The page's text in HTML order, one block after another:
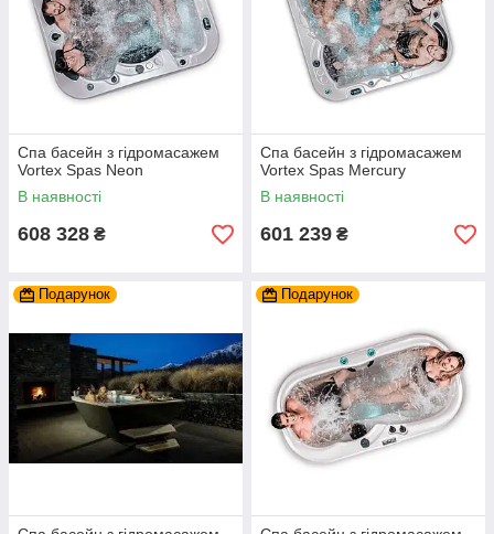
Спа басейн з гідромасажем
Vortex Spas Neon
В наявності
608 328 ₴
Спа басейн з гідромасажем
Vortex Spas Mercury
В наявності
601 239 ₴
Подарунок Подарунок